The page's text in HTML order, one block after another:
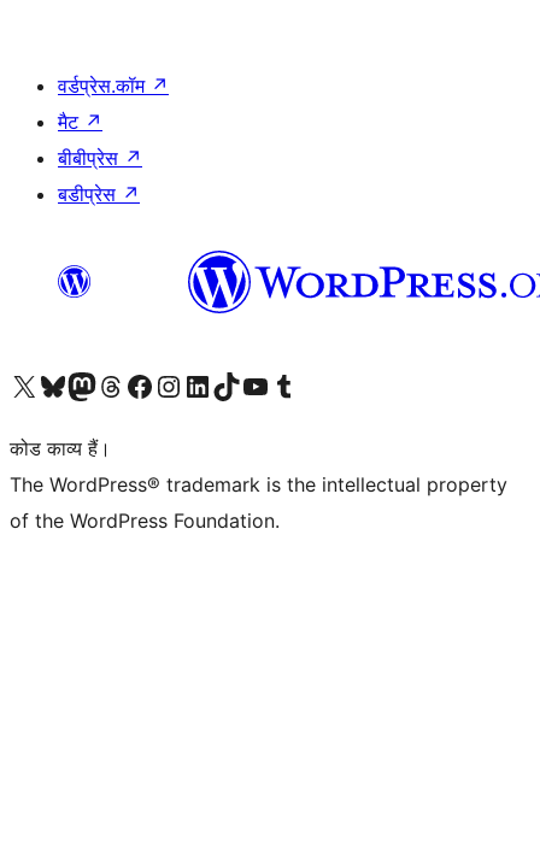
वर्डप्रेस.कॉम ↗
मैट ↗
बीबीप्रेस ↗
बडीप्रेस ↗
Visit our X (formerly Twitter) account
हमारे बलुस्की खाते पर जाएँVisit our Mastodon account
हमारे थ्रेड्स अकाउंट पर जाएंहमारे फेसबुक पेज पर जाएँहमारे इंस्टाग्राम अकाउंट पर जाएंहमारे लिंक्डइन खाते पर जाएँहमारे टिकटॉक खाते पर जाएँहमारे यूट्यूब चैनल पर जाएंहमारे Tumblr खाते पर जाएँ
कोड काव्य हैं।
The WordPress® trademark is the intellectual property
of the WordPress Foundation.